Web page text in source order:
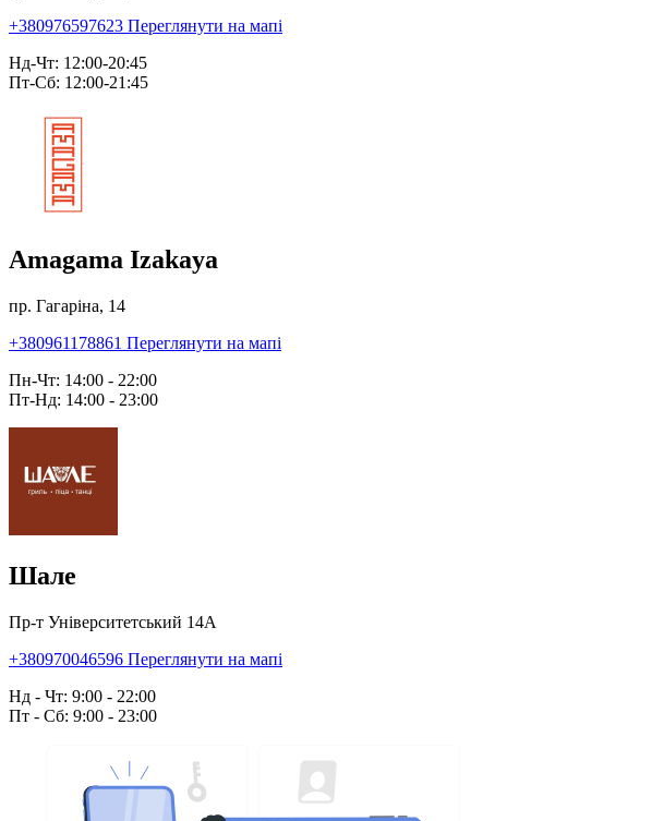
+380976597623 Переглянути на мапі
Нд-Чт: 12:00-20:45
Пт-Сб: 12:00-21:45
Amagama Izakaya
пр. Гагаріна, 14
+380961178861 Переглянути на мапі
Пн-Чт: 14:00 - 22:00
Пт-Нд: 14:00 - 23:00
Шале
Пр-т Університетський 14А
+380970046596 Переглянути на мапі
Нд - Чт: 9:00 - 22:00
Пт - Сб: 9:00 - 23:00